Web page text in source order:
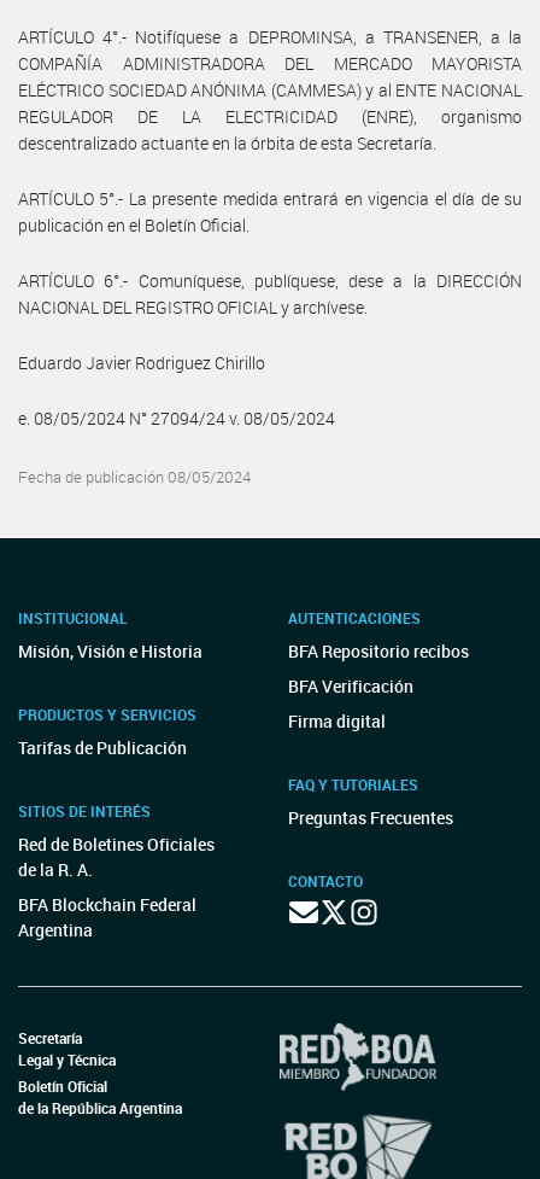
ARTÍCULO 4°.- Notifíquese a DEPROMINSA, a TRANSENER, a la
COMPAÑÍA ADMINISTRADORA DEL MERCADO MAYORISTA
ELÉCTRICO SOCIEDAD ANÓNIMA (CAMMESA) y al ENTE NACIONAL
REGULADOR DE LA ELECTRICIDAD (ENRE), organismo
descentralizado actuante en la órbita de esta Secretaría.
ARTÍCULO 5°.- La presente medida entrará en vigencia el día de su
publicación en el Boletín Oficial.
ARTÍCULO 6°.- Comuníquese, publíquese, dese a la DIRECCIÓN
NACIONAL DEL REGISTRO OFICIAL y archívese.
Eduardo Javier Rodriguez Chirillo
e. 08/05/2024 N° 27094/24 v. 08/05/2024
Fecha de publicación 08/05/2024
INSTITUCIONAL
Misión, Visión e Historia
PRODUCTOS Y SERVICIOS
Tarifas de Publicación
SITIOS DE INTERÉS
Red de Boletines Oficiales
de la R. A.
BFA Blockchain Federal
Argentina
AUTENTICACIONES
BFA Repositorio recibos
BFA Verificación
Firma digital
FAQ Y TUTORIALES
Preguntas Frecuentes
CONTACTO
Secretaría
Legal y Técnica
Boletín Oficial
de la República Argentina